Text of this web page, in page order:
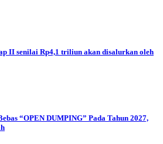
II senilai Rp4,1 triliun akan disalurkan oleh
“OPEN DUMPING” Pada Tahun 2027,